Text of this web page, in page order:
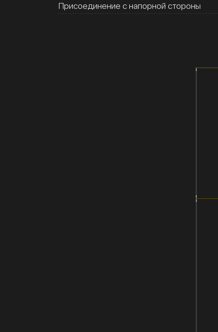
Присоединение с напорной стороны